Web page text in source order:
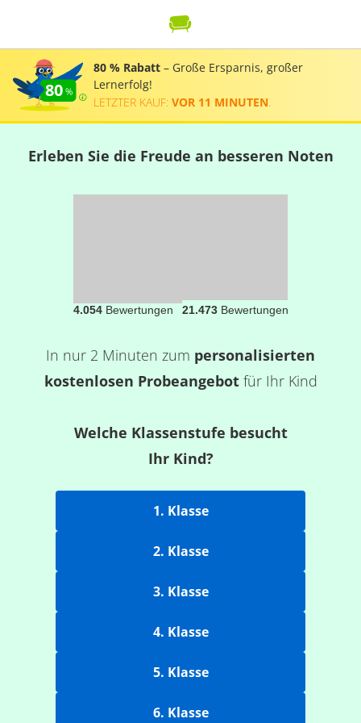
80
80 % Rabatt – Große Ersparnis, großer
Lernerfolg!
LETZTER KAUF: VOR 11 MINUTEN
Erleben Sie die Freude an besseren Noten
4.054Bewertungen 21.473Bewertungen
In nur 2 Minuten zum personalisierten
kostenlosen Probeangebotfür Ihr Kind
Welche Klassenstufe besucht
Ihr Kind?
1. Klasse
2. Klasse
3. Klasse
4. Klasse
5. Klasse
6. Klasse